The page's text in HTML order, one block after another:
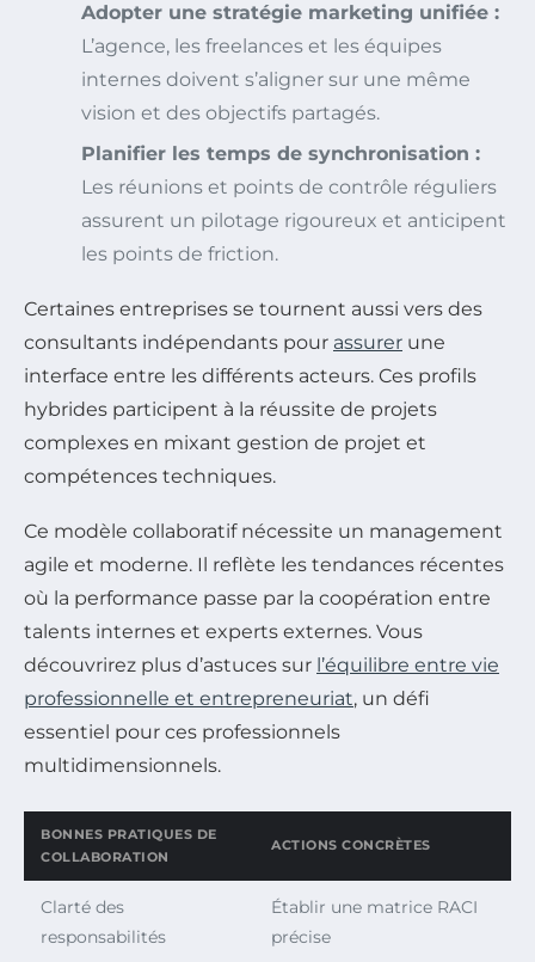
Adopter une stratégie marketing unifiée :
L’agence, les freelances et les équipes
internes doivent s’aligner sur une même
vision et des objectifs partagés.
Planifier les temps de synchronisation :
Les réunions et points de contrôle réguliers
assurent un pilotage rigoureux et anticipent
les points de friction.
Certaines entreprises se tournent aussi vers des
consultants indépendants pour assurer une
interface entre les différents acteurs. Ces profils
hybrides participent à la réussite de projets
complexes en mixant gestion de projet et
compétences techniques.
Ce modèle collaboratif nécessite un management
agile et moderne. Il reflète les tendances récentes
où la performance passe par la coopération entre
talents internes et experts externes. Vous
découvrirez plus d’astuces sur l’équilibre entre vie
professionnelle et entrepreneuriat, un défi
essentiel pour ces professionnels
multidimensionnels.
BONNES PRATIQUES DE
COLLABORATION
ACTIONS CONCRÈTES
Clarté des
responsabilités
Établir une matrice RACI
précise